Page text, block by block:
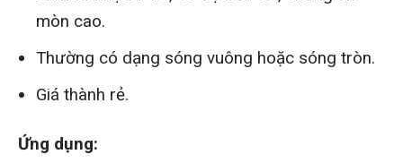
mòn cao.
Thường có dạng sóng vuông hoặc sóng tròn.
Giá thành rẻ.
Ứng dụng: